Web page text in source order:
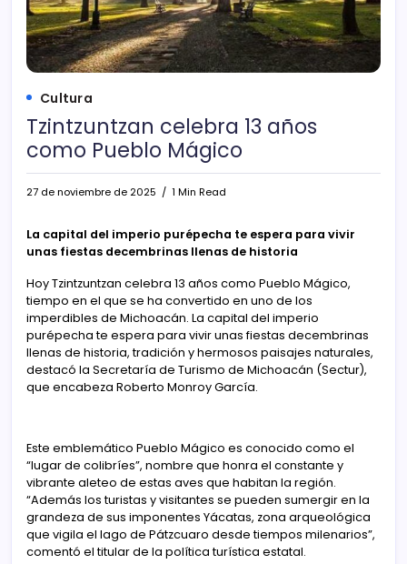
Cultura
Tzintzuntzan celebra 13 años
como Pueblo Mágico
27 de noviembre de 2025 1 Min Read
La capital del imperio purépecha te espera para vivir
unas fiestas decembrinas llenas de historia
Hoy Tzintzuntzan celebra 13 años como Pueblo Mágico,
tiempo en el que se ha convertido en uno de los
imperdibles de Michoacán. La capital del imperio
purépecha te espera para vivir unas fiestas decembrinas
llenas de historia, tradición y hermosos paisajes naturales,
destacó la Secretaría de Turismo de Michoacán (Sectur),
que encabeza Roberto Monroy García.
Este emblemático Pueblo Mágico es conocido como el
“lugar de colibríes”, nombre que honra el constante y
vibrante aleteo de estas aves que habitan la región.
“Además los turistas y visitantes se pueden sumergir en la
grandeza de sus imponentes Yácatas, zona arqueológica
que vigila el lago de Pátzcuaro desde tiempos milenarios”,
comentó el titular de la política turística estatal.